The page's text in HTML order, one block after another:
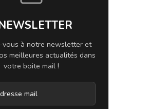
vous à notre newsletter et
meilleures actualités dans
votre boite mail !